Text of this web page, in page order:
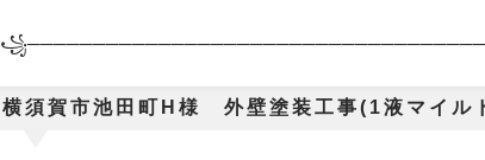
꧁────────────
横須賀市池田町H様 外壁塗装工事(1液マイ